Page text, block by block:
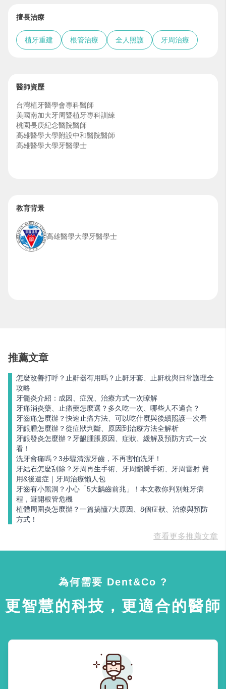
擅長治療
植牙重建 根管治療 全人照護 牙周治療
醫師資歷
台灣植牙醫學會專科醫師
美國南加大牙周暨植牙專科訓練
桃園長庚紀念醫院醫師
高雄醫學大學附設中和醫院醫師
高雄醫學大學牙醫學士
教育背景
高雄醫學大學牙醫學士
推薦文章
怎麼改善打呼？止鼾器有用嗎？止鼾牙套、止鼾枕與日常護理全
攻略
牙髓炎介紹：成因、症況、治療方式一次瞭解
牙痛消炎藥、止痛藥怎麼選？多久吃一次、哪些人不適合？
牙齒痛怎麼辦？快速止痛方法、可以吃什麼與後續照護一次看
牙齦腫怎麼辦？從症狀判斷、原因到治療方法全解析
牙齦發炎怎麼辦？牙齦腫脹原因、症狀、緩解及預防方式一次
看！
洗牙會痛嗎？3步驟清潔牙齒，不再害怕洗牙！
牙結石怎麼刮除？牙周再生手術、牙周翻瓣手術、牙周雷射 費
用&後遺症｜牙周治療懶人包
牙齒有小黑洞？小心「5大齲齒前兆」！本文教你判別蛀牙病
程，避開根管危機
植體周圍炎怎麼辦？一篇搞懂7大原因、8個症狀、治療與預防
方式！
查看更多推薦文章
為何需要 Dent&Co ?
更智慧的科技，更適合的醫師